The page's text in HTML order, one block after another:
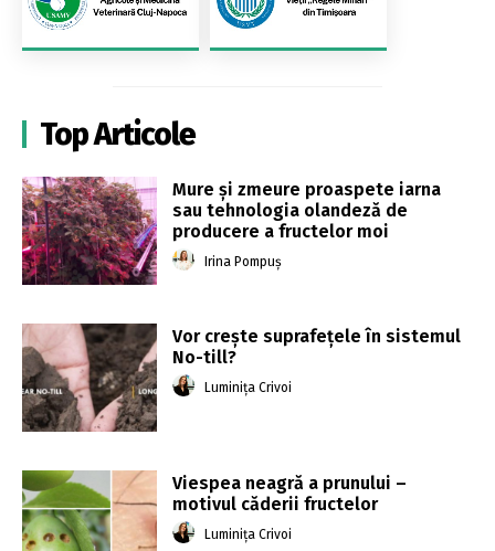
Top Articole
Mure și zmeure proaspete iarna
sau tehnologia olandeză de
producere a fructelor moi
Irina Pompuș
Vor crește suprafețele în sistemul
No-till?
Luminița Crivoi
Viespea neagră a prunului –
motivul căderii fructelor
Luminița Crivoi